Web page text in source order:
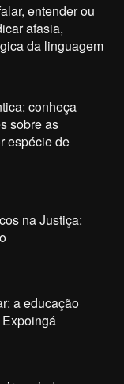
entender ou
afasia,
da linguagem
conheça
sobre as
espécie de
na Justiça:
a educação